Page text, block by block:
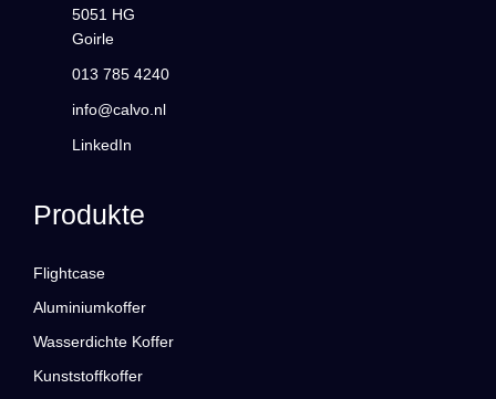
5051 HG
Goirle
013 785 4240
info@calvo.nl
LinkedIn
Produkte
Flightcase
Aluminiumkoffer
Wasserdichte Koffer
Kunststoffkoffer